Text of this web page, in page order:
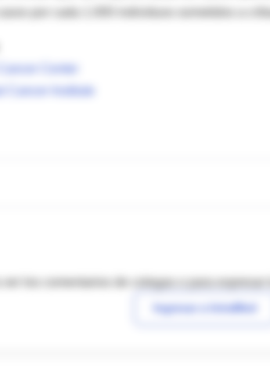
ver los comentarios de colegas o para
Ingresar a IntraMed